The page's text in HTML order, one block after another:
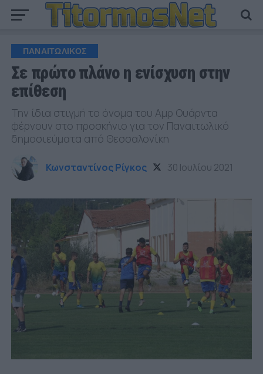
ΠΑΝΑΙΤΩΛΙΚΟΣ
Σε πρώτο πλάνο η ενίσχυση στην
επίθεση
Την ίδια στιγμή το όνομα του Αμρ Ουάρντα
φέρνουν στο προσκήνιο για τον Παναιτωλικό
δημοσιεύματα από Θεσσαλονίκη
Κωνσταντίνος Ρίγκος 30 Ιουλίου 2021